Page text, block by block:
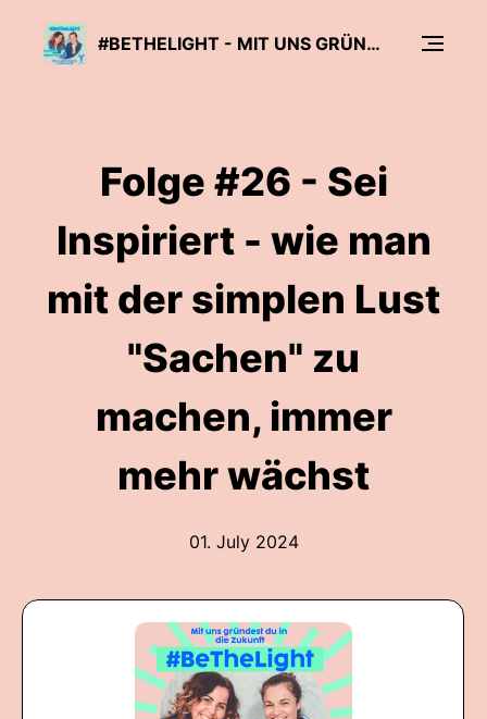
#BETHELIGHT - MIT UNS GRÜNDEST DU IN DIE ZUKUNFT
Folge #26 - Sei
Inspiriert - wie man
mit der simplen Lust
"Sachen" zu
machen, immer
mehr wächst
01. July 2024